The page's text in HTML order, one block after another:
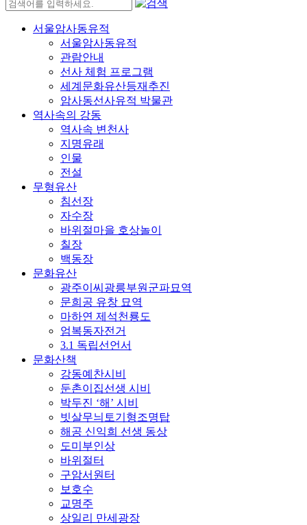
서울암사동유적
서울암사동유적
관람안내
선사 체험 프로그램
세계문화유산등재추진
암사동선사유적 박물관
역사속의 강동
역사속 변천사
지명유래
인물
전설
무형유산
침선장
자수장
바위절마을 호상놀이
칠장
백동장
문화유산
광주이씨광릉부원군파묘역
문희공 유창 묘역
마하연 제석천룡도
엄복동자전거
3.1 독립선언서
문화산책
강동예찬시비
둔촌이집선생 시비
박두진 ‘해’ 시비
빗살무늬토기형조명탑
해공 신익희 선생 동상
도미부인상
바위절터
구암서원터
보호수
교명주
상일리 만세광장